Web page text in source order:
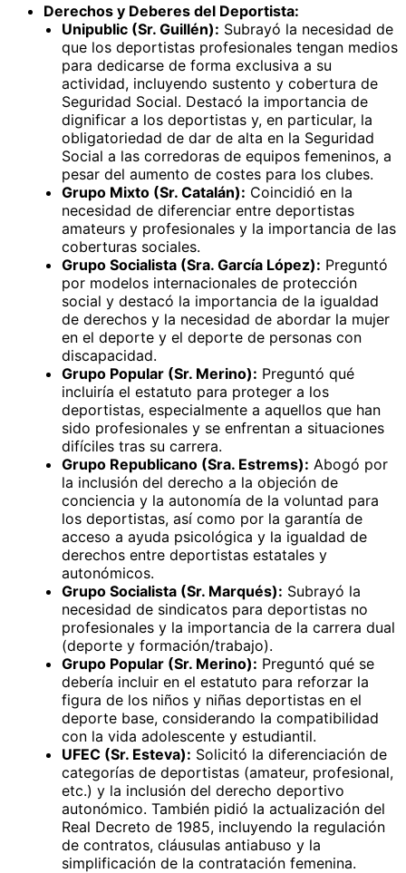
Derechos y Deberes del Deportista:
Unipublic (Sr. Guillén): Subrayó la necesidad de
que los deportistas profesionales tengan medios
para dedicarse de forma exclusiva a su
actividad, incluyendo sustento y cobertura de
Seguridad Social. Destacó la importancia de
dignificar a los deportistas y, en particular, la
obligatoriedad de dar de alta en la Seguridad
Social a las corredoras de equipos femeninos, a
pesar del aumento de costes para los clubes.
Grupo Mixto (Sr. Catalán): Coincidió en la
necesidad de diferenciar entre deportistas
amateurs y profesionales y la importancia de las
coberturas sociales.
Grupo Socialista (Sra. García López): Preguntó
por modelos internacionales de protección
social y destacó la importancia de la igualdad
de derechos y la necesidad de abordar la mujer
en el deporte y el deporte de personas con
discapacidad.
Grupo Popular (Sr. Merino): Preguntó qué
incluiría el estatuto para proteger a los
deportistas, especialmente a aquellos que han
sido profesionales y se enfrentan a situaciones
difíciles tras su carrera.
Grupo Republicano (Sra. Estrems): Abogó por
la inclusión del derecho a la objeción de
conciencia y la autonomía de la voluntad para
los deportistas, así como por la garantía de
acceso a ayuda psicológica y la igualdad de
derechos entre deportistas estatales y
autonómicos.
Grupo Socialista (Sr. Marqués): Subrayó la
necesidad de sindicatos para deportistas no
profesionales y la importancia de la carrera dual
(deporte y formación/trabajo).
Grupo Popular (Sr. Merino): Preguntó qué se
debería incluir en el estatuto para reforzar la
figura de los niños y niñas deportistas en el
deporte base, considerando la compatibilidad
con la vida adolescente y estudiantil.
UFEC (Sr. Esteva): Solicitó la diferenciación de
categorías de deportistas (amateur, profesional,
etc.) y la inclusión del derecho deportivo
autonómico. También pidió la actualización del
Real Decreto de 1985, incluyendo la regulación
de contratos, cláusulas antiabuso y la
simplificación de la contratación femenina.